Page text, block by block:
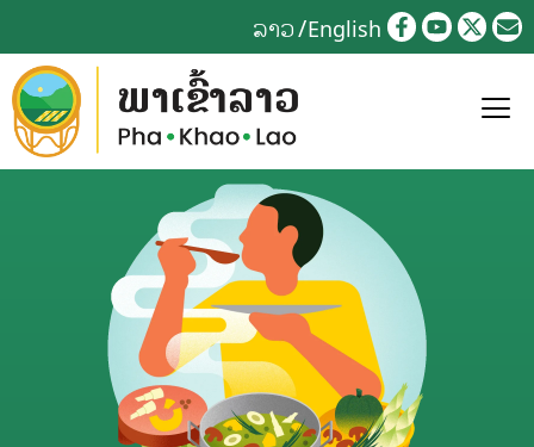
to
content
ລາວ English